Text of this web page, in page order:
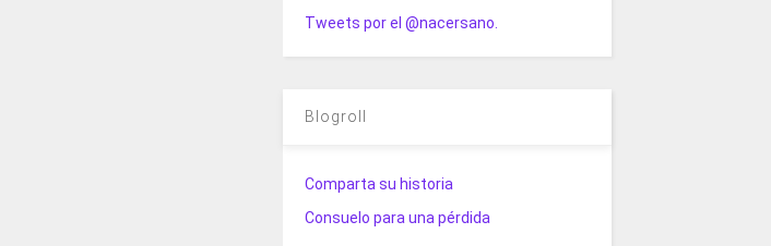
Tweets por el @nacersano.
Blogroll
Comparta su historia
Consuelo para una pérdida